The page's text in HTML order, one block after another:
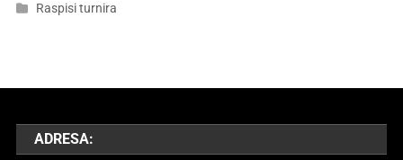
Raspisi turnira
ADRESA: